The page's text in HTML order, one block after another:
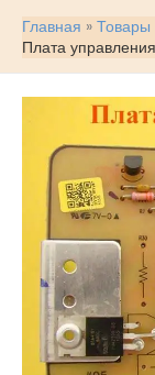
Главная
Товары
Плата